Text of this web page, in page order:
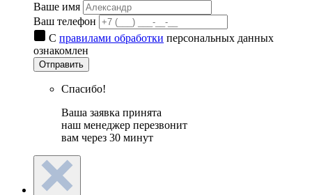
Ваше имя
Ваш телефон
С правилами обработки персональных данных
ознакомлен
Отправить
Спасибо!
Ваша заявка принята
наш менеджер перезвонит
вам через 30 минут